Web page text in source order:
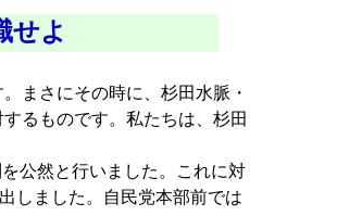
せよ
まさにその時に、杉田水脈・
るものです。私たちは、杉田
公然と行いました。これに対
しました。自民党本部前では